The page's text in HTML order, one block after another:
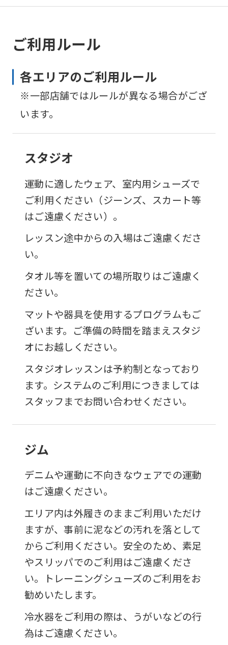
ご利用ルール
各エリアのご利用ルール
※一部店舗ではルールが異なる場合がござ
います。
スタジオ
運動に適したウェア、室内用シューズで
ご利用ください（ジーンズ、スカート等
はご遠慮ください）。
レッスン途中からの入場はご遠慮くださ
い。
タオル等を置いての場所取りはご遠慮く
ださい。
マットや器具を使用するプログラムもご
ざいます。ご準備の時間を踏まえスタジ
オにお越しください。
スタジオレッスンは予約制となっており
ます。システムのご利用につきましては
スタッフまでお問い合わせください。
ジム
デニムや運動に不向きなウェアでの運動
はご遠慮ください。
エリア内は外履きのままご利用いただけ
ますが、事前に泥などの汚れを落として
からご利用ください。安全のため、素足
やスリッパでのご利用はご遠慮くださ
い。トレーニングシューズのご利用をお
勧めいたします。
冷水器をご利用の際は、うがいなどの行
為はご遠慮ください。
the